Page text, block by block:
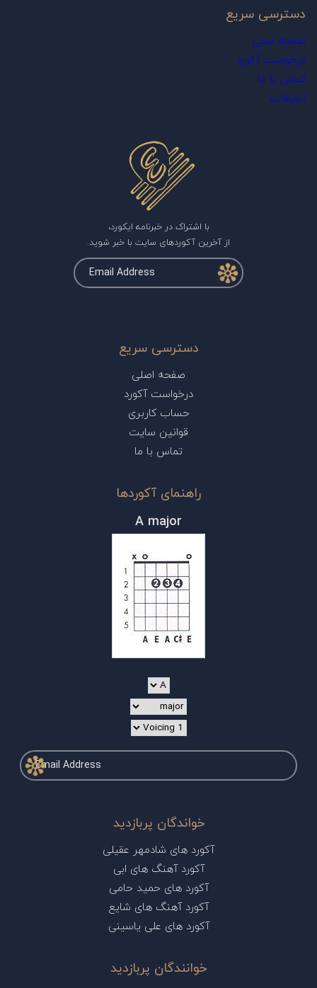
دسترسی سریع
صفحه اصلی
درخواست آکورد
تماس با ما
تبلیغات
با اشتراک در خبرنامه ایکورد،
از آخرین آکوردهای سایت با خبر شوید.
دسترسی سریع
صفحه اصلی
درخواست آکورد
حساب کاربری
قوانین سایت
تماس با ما
راهنمای آکوردها
A major
خواندگان پربازدید
آکورد های شادمهر عقیلی
آکورد آهنگ های ابی
آکورد های حمید حامی
آکورد آهنگ های شایع
آکورد های علی یاسینی
خوانندگان پربازدید